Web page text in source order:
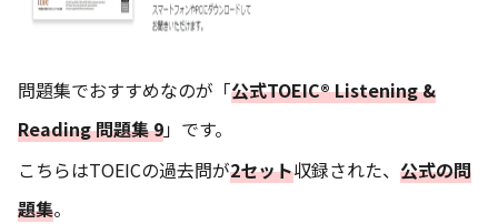
問題集でおすすめなのが「公式TOEIC® Listening &
Reading 問題集 9」です。
こちらはTOEICの過去問が2セット収録された、 公式の問
題集。